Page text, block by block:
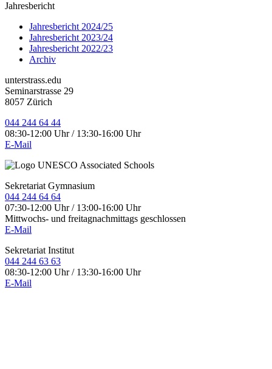
Jahresbericht
Jahresbericht 2024/25
Jahresbericht 2023/24
Jahresbericht 2022/23
Archiv
unterstrass.edu
Seminarstrasse 29
8057 Zürich
044 244 64 44
08:30-12:00 Uhr / 13:30-16:00 Uhr
E-Mail
Sekretariat Gymnasium
044 244 64 64
07:30-12:00 Uhr / 13:00-16:00 Uhr
Mittwochs- und freitagnachmittags geschlossen
E-Mail
Sekretariat Institut
044 244 63 63
08:30-12:00 Uhr / 13:30-16:00 Uhr
E-Mail